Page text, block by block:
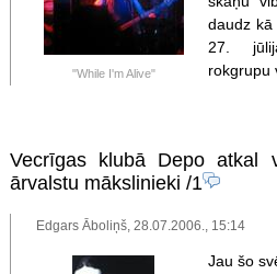
"While I'm Alive"
daudz kā
27.
rokgrupu
Vecrīgas klubā Depo atkal
ārvalstu mākslinieki /1
Edgars Āboliņš, 28.07.2006., 15:14
Jau šo